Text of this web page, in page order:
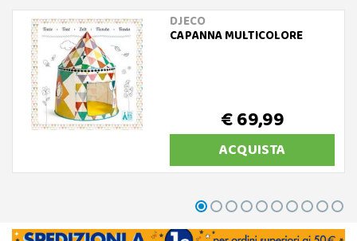
DJECO
CAPANNA MULTICOLORE
€ 69,99
ACQUISTA